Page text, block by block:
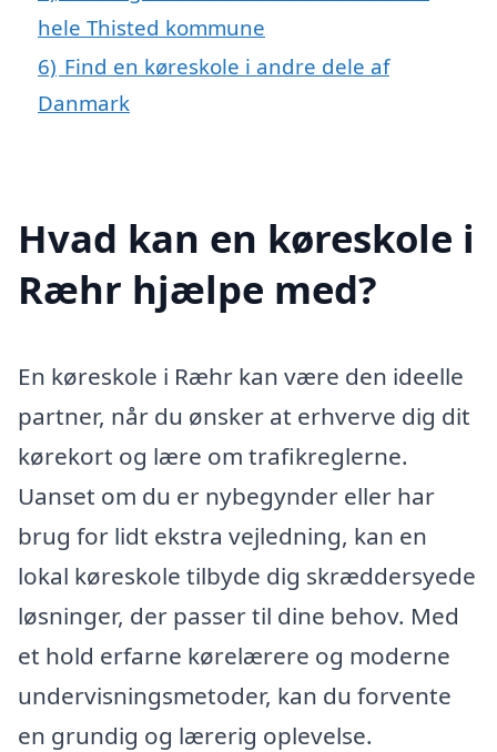
hele Thisted kommune
6) Find en køreskole i andre dele af
Danmark
Hvad kan en køreskole i
Ræhr hjælpe med?
En køreskole i Ræhr kan være den ideelle
partner, når du ønsker at erhverve dig dit
kørekort og lære om trafikreglerne.
Uanset om du er nybegynder eller har
brug for lidt ekstra vejledning, kan en
lokal køreskole tilbyde dig skræddersyede
løsninger, der passer til dine behov. Med
et hold erfarne kørelærere og moderne
undervisningsmetoder, kan du forvente
en grundig og lærerig oplevelse.